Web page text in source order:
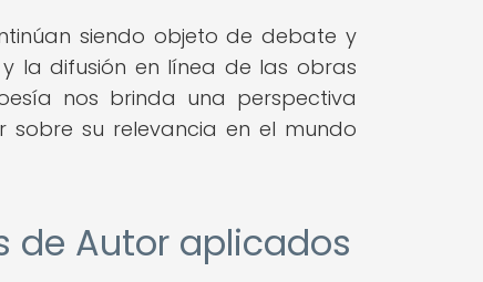
siendo objeto de debate y
la difusión en línea de las obras
nos brinda una perspectiva
sobre su relevancia en el mundo
de Autor aplicados